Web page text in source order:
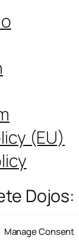
Manage Consent
(EU)
Dojos:
Aikikai